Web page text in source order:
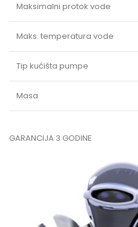
Maksimalni protok vode
Maks. temperatura vode
Tip kućišta pumpe
Masa
GARANCIJA 3 GODINE